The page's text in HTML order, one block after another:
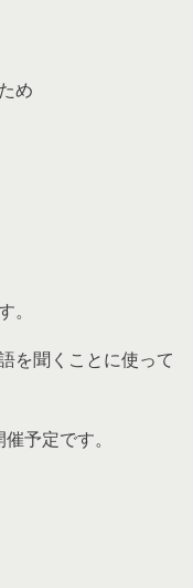
め
。
を聞くことに使って
予定です。